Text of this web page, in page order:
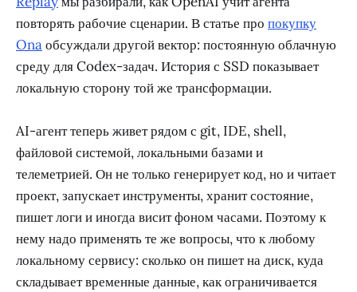
повторять рабочие сценарии. В статье про покупку
Onaобсуждали другой вектор: постоянную облачную
среду для Codex-задач. История с SSD показывает
локальную сторону той же трансформации.
AI-агент теперь живет рядом с git, IDE, shell,
файловой системой, локальными базами и
телеметрией. Он не только генерирует код, но и читает
проект, запускает инструменты, хранит состояние,
пишет логи и иногда висит фоном часами. Поэтому к
нему надо применять те же вопросы, что к любому
локальному сервису: сколько он пишет на диск, куда
складывает временные данные, как ограничивается